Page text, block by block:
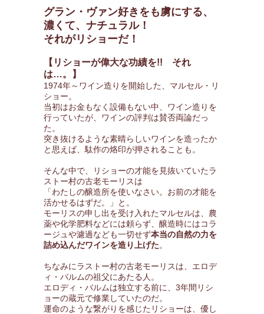
グラン・ヴァン好きをも虜にする、
濃くて、ナチュラル！
それがリショーだ！
【リショーが偉大な功績を!! それ
は…。】
1974年～ワイン造りを開始した、マルセル・リ
ショー。
当初はお金もなく設備もない中、ワイン造りを
行っていたが、ワインの評判は賛否両論だっ
た。
突き抜けるような素晴らしいワインを造ったか
と思えば、駄作の烙印が押されることも。
そんな中で、リショーの才能を見抜いていたラ
ストー村の古老モーリスは
「わたしの醸造所を使いなさい。お前の才能を
活かせるはずだ。」と。
モーリスの申し出を受け入れたマルセルは、農
薬や化学肥料などには頼らず、醸造時にはコラ
ージュや濾過なども一切せず本当の自然の力を
詰め込んだワインを造り上げた。
ちなみにラストー村の古老モーリスは、エロデ
ィ・バルムの祖父にあたる人。
エロディ・バルムは独立する前に、3年間リシ
ョーの蔵元で修業していたのだ。
運命のような繋がりを感じたリショーは、優し